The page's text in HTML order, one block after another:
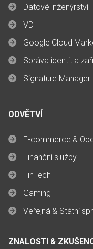
Datové inženýrství
VDI
Google Cloud
Správa identit a
Signature
ODVĚTVÍ
E-commerce &
Finanční služby
FinTech
Gaming
Veřejná & Státní
ZNALOSTI &